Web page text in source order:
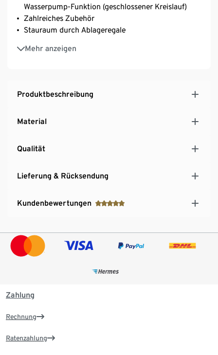
Wasserpump-Funktion (geschlossener Kreislauf)
Zahlreiches Zubehör
Stauraum durch Ablageregale
Mehr anzeigen
Flexibel verschiebbar: mit 2 Rädern und Griff
Mitwachsend: durch abnehmbare Sockelleiste um 6
Widerstandsfähikeit gegen Ausbleichung
Produktbeschreibung
Material
Qualität
Lieferung & Rücksendung
Kundenbewertungen
Zahlung
Rechnung
Ratenzahlung